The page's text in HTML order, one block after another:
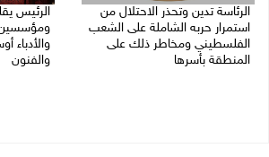
الرئاسة تدين وتحذر الاحتلال من
استمرار حربه الشاملة على الشعب
الفلسطيني ومخاطر ذلك على
المنطقة بأسرها
الرئيس
ومؤسسين
والأدباء
والفنون